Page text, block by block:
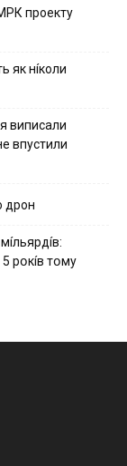
пpoeкту
як нíколи
випиcaли
впycтили
дрон
5 pօкíв тօмy